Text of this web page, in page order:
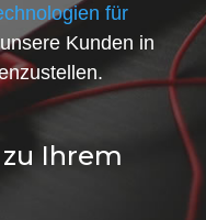
für
Kunden in
Ihrem